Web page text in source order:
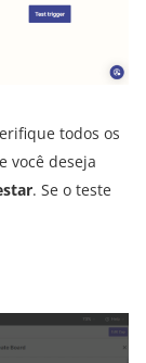
todos os
você deseja
. Se o teste